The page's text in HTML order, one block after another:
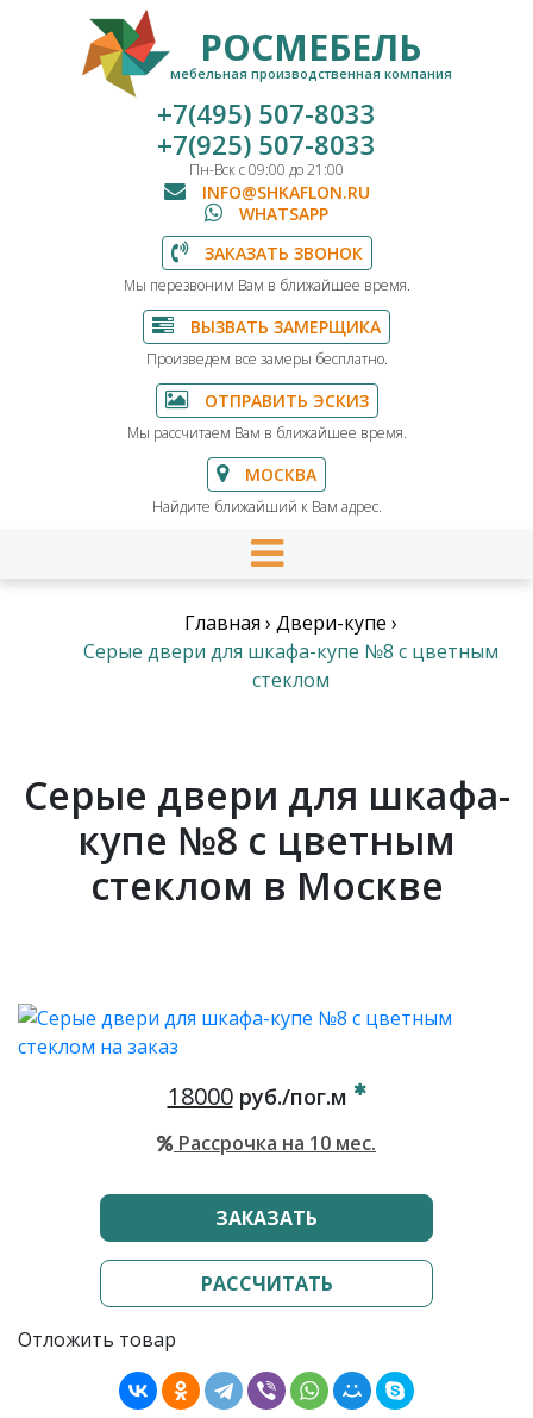
РОСМЕБЕЛЬ
мебельная производственная компания
+7(495) 507-8033
+7(925) 507-8033
Пн-Вск с 09:00 до 21:00
INFO@SHKAFLON.RU
WHATSAPP
ЗАКАЗАТЬ ЗВОНОК
Мы перезвоним Вам в ближайшее время.
ВЫЗВАТЬ ЗАМЕРЩИКА
Произведем все замеры бесплатно.
ОТПРАВИТЬ ЭСКИЗ
Мы рассчитаем Вам в ближайшее время.
МОСКВА
Найдите ближайший к Вам адрес.
Главная › Двери-купе ›
Серые двери для шкафа-купе №8 с цветным
стеклом
Серые двери для шкафа-
купе №8 с цветным
стеклом в Москве
18000руб./пог.м
Рассрочка на 10 мес.
ЗАКАЗАТЬ
РАССЧИТАТЬ
Отложить товар